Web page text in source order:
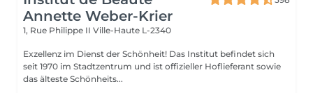
Annette Weber-Krier
1, Rue Philippe II Ville-Haute L-2340
Exzellenz im Dienst der Schönheit! Das Institut befindet sich
seit 1970 im Stadtzentrum und ist offizieller Hoflieferant sowie
das älteste Schönheits...